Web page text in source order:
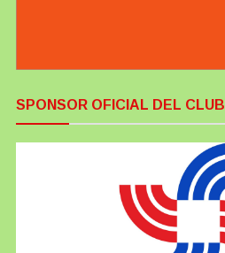
SPONSOR OFICIAL DEL CLUB